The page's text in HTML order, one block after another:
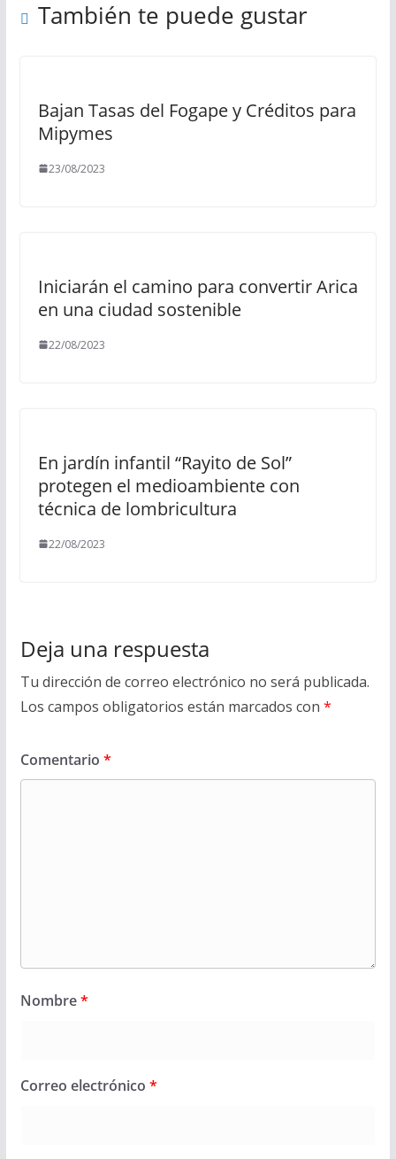
También te puede gustar
Bajan Tasas del Fogape y Créditos para
Mipymes
23/08/2023
Iniciarán el camino para convertir Arica
en una ciudad sostenible
22/08/2023
En jardín infantil “Rayito de Sol”
protegen el medioambiente con
técnica de lombricultura
22/08/2023
Deja una respuesta
Tu dirección de correo electrónico no será publicada.
Los campos obligatorios están marcados con *
Comentario *
Nombre*
Correo electrónico *